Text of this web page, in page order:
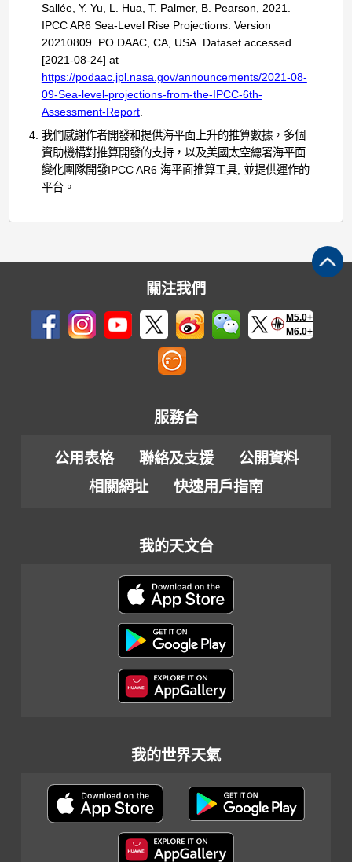
Sallée, Y. Yu, L. Hua, T. Palmer, B. Pearson, 2021.
IPCC AR6 Sea-Level Rise Projections. Version
20210809. PO.DAAC, CA, USA. Dataset accessed
[2021-08-24] at
https://podaac.jpl.nasa.gov/announcements/2021-08-
09-Sea-level-projections-from-the-IPCC-6th-
Assessment-Report.
我們感謝作者開發和提供海平面上升的推算數據，多個
資助機構對推算開發的支持，以及美國太空總署海平面
變化團隊開發IPCC AR6 海平面推算工具, 並提供運作的
平台。
關注我們
M5.0+
M6.0+
服務台
公用表格 聯絡及支援
公開資料
相關網址
快速用戶指南
我的天文台
我的世界天氣